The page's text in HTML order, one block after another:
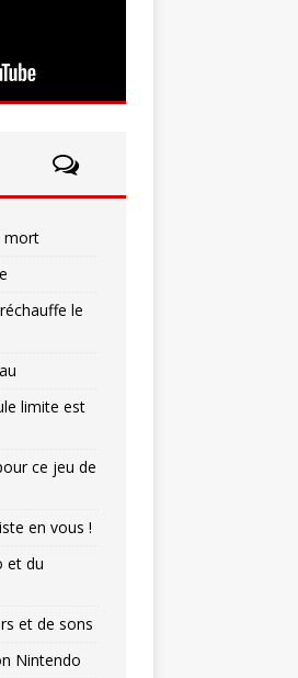
mort
le
limite est
ce jeu de
en vous !
et du
et de sons
Nintendo